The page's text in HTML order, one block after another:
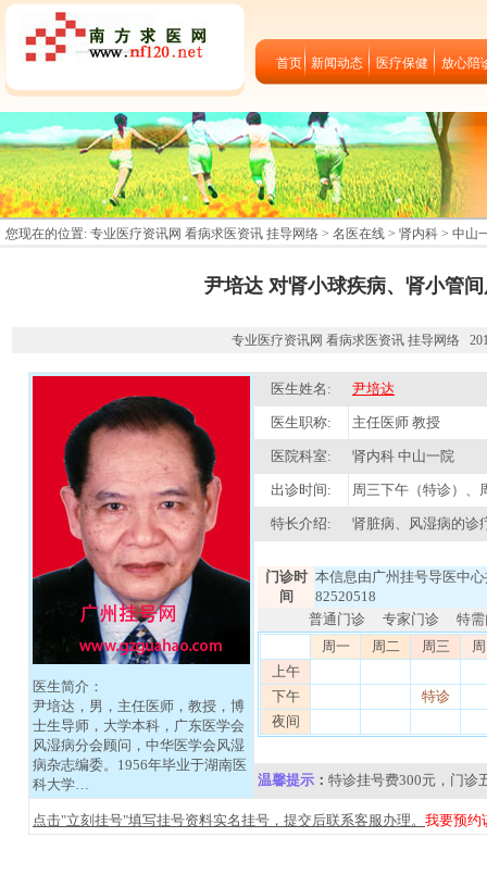
首页 新闻动态 医疗保健 放心陪
您现在的位置: 专业医疗资讯网 看病求医资讯 挂导网络 > 名医在线 > 肾内科 > 中山
尹培达 对肾小球疾病、肾小管
专业医疗资讯网 看病求医资讯 挂导网络
医生简介：
尹培达，男，主任医师，教授，博
士生导师，大学本科，广东医学会
风湿病分会顾问，中华医学会风湿
病杂志编委。1956年毕业于湖南医
科大学…
医生姓名: 尹培达
医生职称: 主任医师 教授
医院科室: 肾内科 中山一院
出诊时间: 周三下午（特诊）、
特长介绍: 肾脏病、风湿病的诊
门诊时
间
本信息由广州挂号导医中
82520518
普通门诊
专家门诊
特
周一
周二 周三
上午
下午
特诊
夜间
温馨提示 ： 特诊挂号费300元，门诊
点击"立刻挂号"填写挂号资料实名挂号，提交后联系客服办理。 我要预约